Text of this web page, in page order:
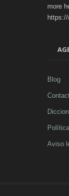
more
Blog
Aviso